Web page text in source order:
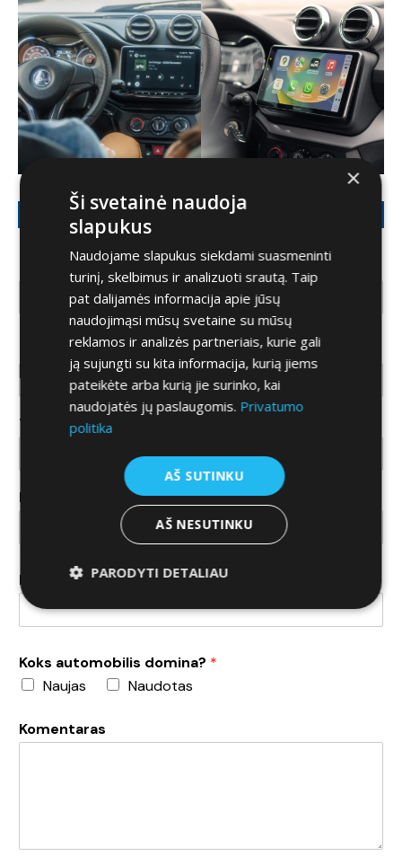
Nori tokio? Pasikalbam.
*
Jūsų el. paštas *
Telefono nr.*
Dominanti markė
Dominantis modelis
Koks automobilis domina? *
Naujas
Naudotas
Komentaras
×
Ši svetainė naudoja
slapukus
Naudojame slapukus siekdami suasmeninti
turinį, skelbimus ir analizuoti srautą. Taip
pat dalijamės informacija apie jūsų
naudojimąsi mūsų svetaine su mūsų
reklamos ir analizės partneriais, kurie gali
ją sujungti su kita informacija, kurią jiems
pateikėte arba kurią jie surinko, kai
naudojatės jų paslaugomis. Privatumo
politika
AŠ SUTINKU
AŠ NESUTINKU
PARODYTI DETALIAU